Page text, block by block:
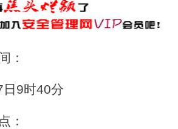
：
9时40分
：